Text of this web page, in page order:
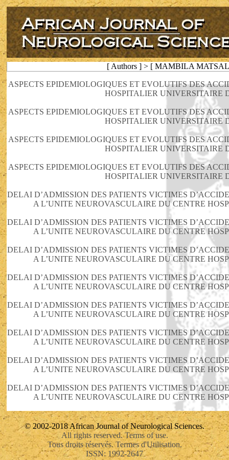
[ Authors ] > [ MAMBILA
ASPECTS EPIDEMIOLOGIQUES ET EVOLUTIFS DES
HOSPITALIER UNIVERSITAIRE
ASPECTS EPIDEMIOLOGIQUES ET EVOLUTIFS DES
HOSPITALIER UNIVERSITAIRE
ASPECTS EPIDEMIOLOGIQUES ET EVOLUTIFS DES
HOSPITALIER UNIVERSITAIRE
ASPECTS EPIDEMIOLOGIQUES ET EVOLUTIFS DES
HOSPITALIER UNIVERSITAIRE
DELAI D’ADMISSION DES PATIENTS VICTIMES
A L’UNITE NEUROVASCULAIRE DU CENTRE
DELAI D’ADMISSION DES PATIENTS VICTIMES
A L’UNITE NEUROVASCULAIRE DU CENTRE
DELAI D’ADMISSION DES PATIENTS VICTIMES
A L’UNITE NEUROVASCULAIRE DU CENTRE
DELAI D’ADMISSION DES PATIENTS VICTIMES
A L’UNITE NEUROVASCULAIRE DU CENTRE
DELAI D’ADMISSION DES PATIENTS VICTIMES
A L’UNITE NEUROVASCULAIRE DU CENTRE
DELAI D’ADMISSION DES PATIENTS VICTIMES
A L’UNITE NEUROVASCULAIRE DU CENTRE
DELAI D’ADMISSION DES PATIENTS VICTIMES
A L’UNITE NEUROVASCULAIRE DU CENTRE
DELAI D’ADMISSION DES PATIENTS VICTIMES
A L’UNITE NEUROVASCULAIRE DU CENTRE
© 2002-2018 African Journal of Neurological Sciences.
All rights reserved. Terms of use.
Tous droits réservés. Termes d'Utilisation.
ISSN: 1992-2647